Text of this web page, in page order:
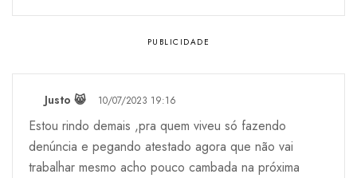
Justo 😸 10/07/2023 19:16
Estou rindo demais ,pra quem viveu só fazendo
denúncia e pegando atestado agora que não vai
trabalhar mesmo acho pouco cambada na próxima